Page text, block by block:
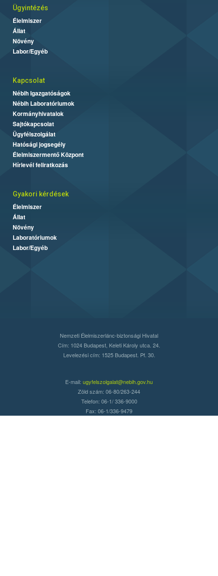
Ügyintézés
Élelmiszer
Állat
Növény
Labor/Egyéb
Kapcsolat
Nébih Igazgatóságok
Nébih Laboratóriumok
Kormányhivatalok
Sajtókapcsolat
Ügyfélszolgálat
Hatósági jogsegély
Élelmiszermentő Központ
Hírlevél feliratkozás
Gyakori kérdések
Élelmiszer
Állat
Növény
Laboratóriumok
Labor/Egyéb
Nemzeti Élelmiszerlánc-biztonsági Hivatal
Cím: 1024 Budapest, Keleti Károly utca. 24.
Levelezési cím: 1525 Budapest. Pf. 30.
E-mail: ugyfelszolgalat@nebih.gov.hu
Zöld szám: 06-80/263-244
Telefon: 06-1/ 336-9000
Fax: 06-1/336-9479